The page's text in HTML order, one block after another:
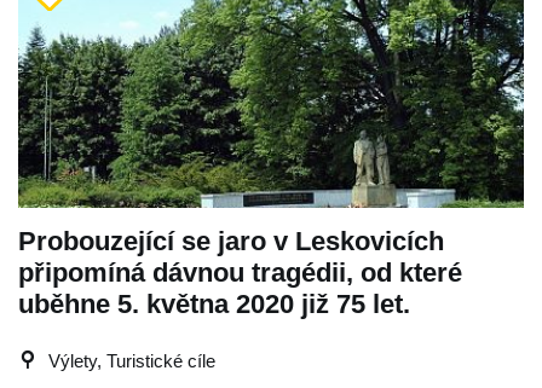
Probouzející se jaro v Leskovicích
připomíná dávnou tragédii, od které
uběhne 5. května 2020 již 75 let.
Výlety, Turistické cíle